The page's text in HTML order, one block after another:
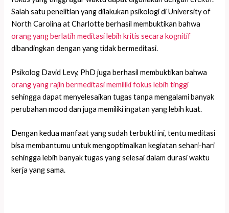
Salah satu penelitian yang dilakukan psikologi di University of
North Carolina at Charlotte berhasil membuktikan bahwa
orang yang berlatih meditasi lebih kritis secara kognitif
dibandingkan dengan yang tidak bermeditasi.
Psikolog David Levy, PhD juga berhasil membuktikan bahwa
orang yang rajin bermeditasi memiliki fokus lebih tinggi
sehingga dapat menyelesaikan tugas tanpa mengalami banyak
perubahan mood dan juga memiliki ingatan yang lebih kuat.
Dengan kedua manfaat yang sudah terbukti ini, tentu meditasi
bisa membantumu untuk mengoptimalkan kegiatan sehari-hari
sehingga lebih banyak tugas yang selesai dalam durasi waktu
kerja yang sama.